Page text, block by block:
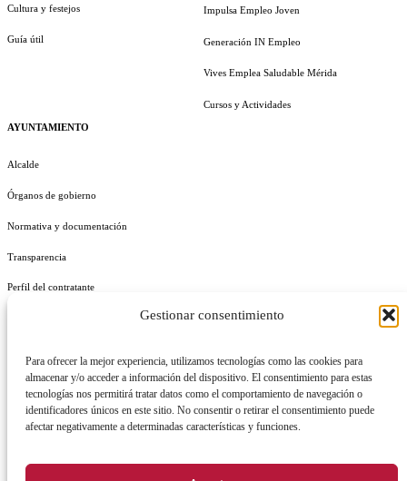
Gestionar consentimiento
Para ofrecer la mejor experiencia, utilizamos tecnologías como las cookies para
almacenar y/o acceder a información del dispositivo. El consentimiento para estas
tecnologías nos permitirá tratar datos como el comportamiento de navegación o
identificadores únicos en este sitio. No consentir o retirar el consentimiento puede
afectar negativamente a determinadas características y funciones.
Cultura y festejos
Guía útil
AYUNTAMIENTO
Alcalde
Órganos de gobierno
Normativa y documentación
Transparencia
Perfil del contratante
Impulsa Empleo Joven
Generación IN Empleo
Vives Emplea Saludable Mérida
Cursos y Actividades